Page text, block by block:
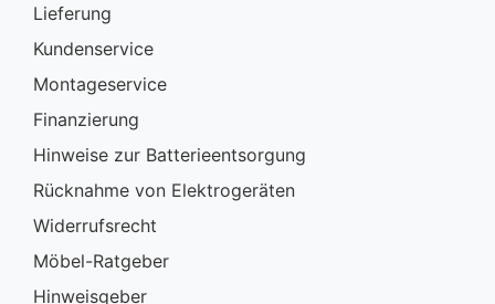
Lieferung
Kundenservice
Montageservice
Finanzierung
Hinweise zur Batterieentsorgung
Rücknahme von Elektrogeräten
Widerrufsrecht
Möbel-Ratgeber
Hinweisgeber